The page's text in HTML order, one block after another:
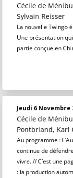
Cécile de
Sylvain Reisser
La nouvelle Twingo
Une présentation
partie conçue en
Jeudi 6 Novembre
Cécile de
Pontbriand, Karl
Au programme :
continue de
vivre. // C’est une
: la production